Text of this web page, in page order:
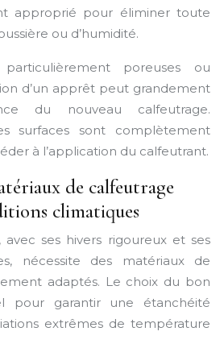
approprié pour éliminer toute
ou d’humidité.
poreuses ou
d’un apprêt peut grandement
du nouveau calfeutrage.
surfaces sont complètement
à l’application du calfeutrant.
de calfeutrage
climatiques
ses hivers rigoureux et ses
nécessite des matériaux de
adaptés. Le choix du bon
pour garantir une étanchéité
extrêmes de température